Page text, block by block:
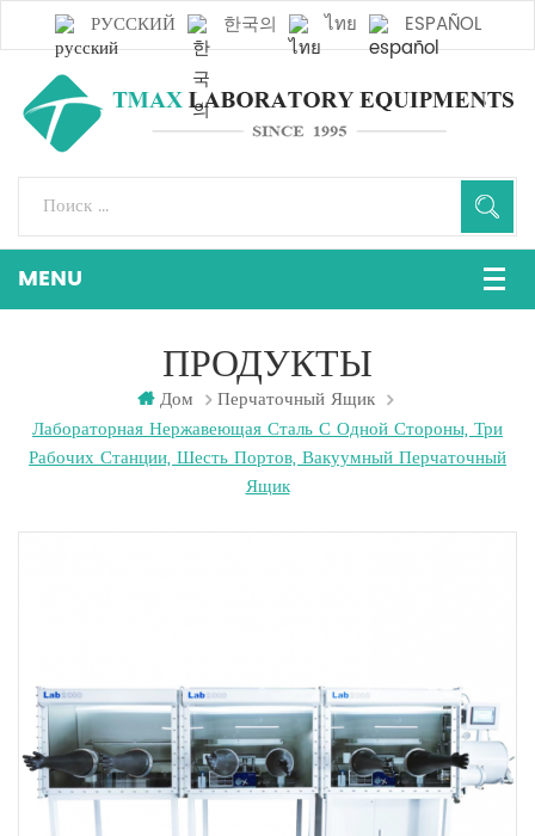
РУССКИЙ 한국의 ไทย ESPAÑOL
ПРОДУКТЫ
Дом
Перчаточный Ящик
Лабораторная Нержавеющая Сталь С Одной Стороны, Три
Рабочих Станции, Шесть Портов, Вакуумный Перчаточный
Ящик